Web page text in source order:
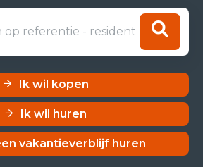
Ik wil kopen
Ik wil huren
vakantieverblijf huren